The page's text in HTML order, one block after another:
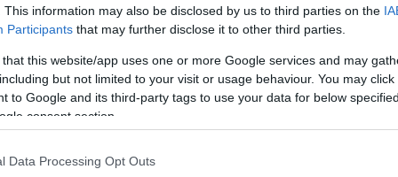
This information may also be disclosed by us to third parties on the
Participants that may further disclose it to other third parties.
that this website/app uses one or more Google services and may
but not limited to your visit or usage behaviour. You may
to Google and its third-party tags to use your data for below
consent section.
Data Processing Opt Outs
όπως για παράδειγμα το καρπούζι, φαίνεται πως
με πιο στεγνά τρόφιμα.
τι συμβαίνει όταν διαφορετικά τρόφιμα
ατσάλι και χαλί.
και ελάχιστος χρόνος επαφής μπορεί να
μεγαλύτερη είναι η παραμονή στο